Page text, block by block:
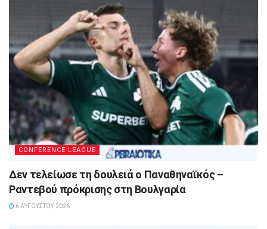
CONFERENCE LEAGUE
Δεν τελείωσε τη δουλειά ο Παναθηναϊκός –
Ραντεβού πρόκρισης στη Βουλγαρία
6 ΑΥΓΟΎΣΤΟΥ, 2026